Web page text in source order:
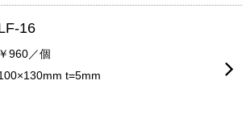
16
￥960／個
t=5mm